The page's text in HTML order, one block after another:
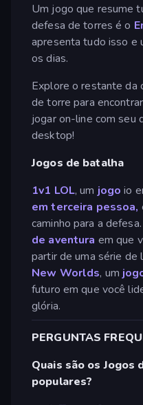
Um jogo que resume
defesa de torres é o
apresenta tudo isso e
os dias.
Explore o restante da
de torre para
jogar on-line com seu
desktop!
Jogos de batalha
1v1 LOL, um jogo io
em terceira pessoa,
caminho para a defesa.
de aventura em que
partir de uma série de
New Worlds, um
futuro em que você
glória.
PERGUNTAS
Quais são os Jogos
populares?